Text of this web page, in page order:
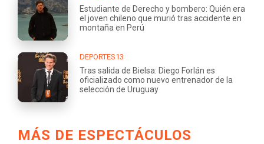
Estudiante de Derecho y bombero: Quién era
el joven chileno que murió tras accidente en
montaña en Perú
DEPORTES13
Tras salida de Bielsa: Diego Forlán es
oficializado como nuevo entrenador de la
selección de Uruguay
MÁS DE ESPECTÁCULOS